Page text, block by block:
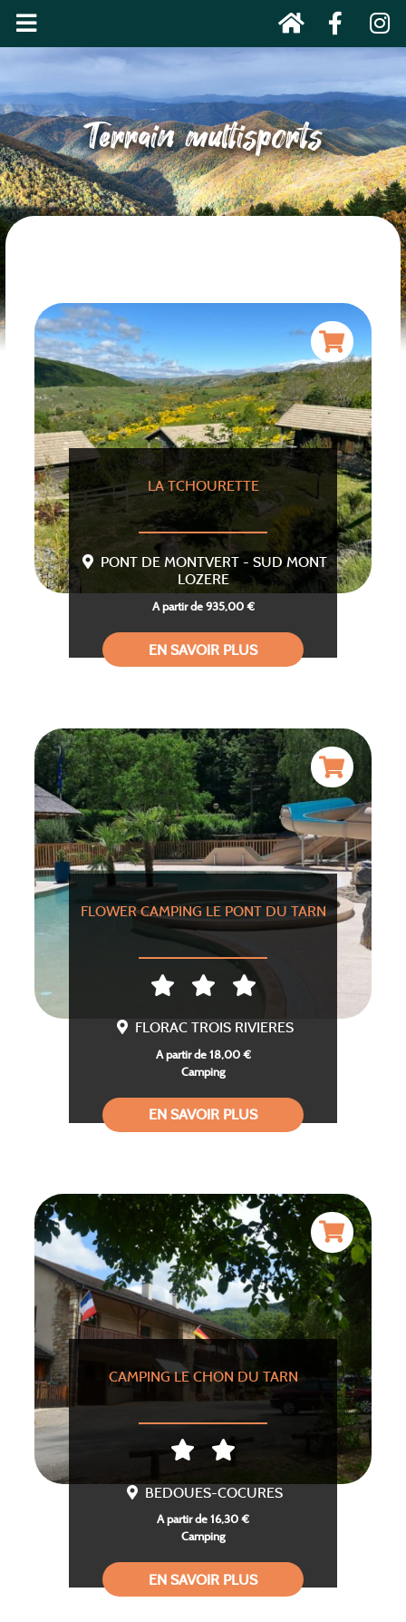
Terrain multisports
LA TCHOURETTE
PONT DE MONTVERT - SUD MONT
LOZERE
A partir de 935,00 €
EN SAVOIR PLUS
FLOWER CAMPING LE PONT DU TARN
FLORAC TROIS RIVIERES
A partir de 18,00 €
Camping
EN SAVOIR PLUS
CAMPING LE CHON DU TARN
BEDOUES-COCURES
A partir de 16,30 €
Camping
EN SAVOIR PLUS